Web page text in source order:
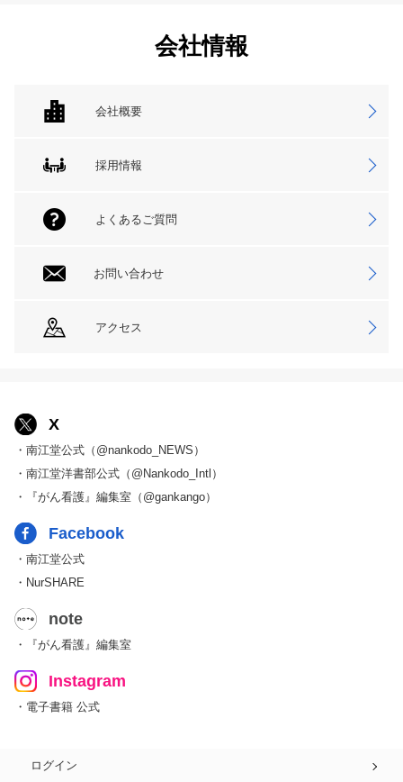
会社情報
会社概要
採用情報
よくあるご質問
お問い合わせ
アクセス
X
・南江堂公式（@nankodo_NEWS）
・南江堂洋書部公式（@Nankodo_Intl）
・『がん看護』編集室（@gankango）
Facebook
・南江堂公式
・NurSHARE
note
・『がん看護』編集室
Instagram
・電子書籍 公式
ログイン